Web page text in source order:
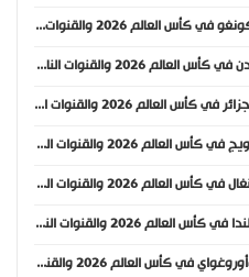
موعد مباراة البرتغال والكونغو في كأس العالم 2026 والقنوات الناقلة
موعد مباراة النمسا والأردن في كأس العالم 2026 والقنوات الناقلة
موعد مباراة الأرجنتين والجزائر في كأس العالم 2026 والقنوات الناقلة
موعد مباراة العراق والنرويج في كأس العالم 2026 والقنوات الناقلة
موعد مباراة فرنسا والسنغال في كأس العالم 2026 والقنوات الناقلة
موعد مباراة إيران ونيوزيلندا في كأس العالم 2026 والقنوات الناقلة
موعد مباراة السعودية وأوروغواي في كأس العالم 2026 والقنوات الناقلة